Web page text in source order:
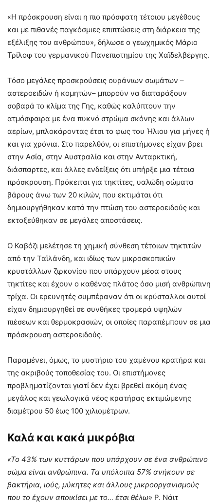
«Η πρόσκρουση είναι η πιο πρόσφατη τέτοιου μεγέθους
και με πιθανές παγκόσμιες επιπτώσεις στη διάρκεια της
εξέλιξης του ανθρώπου», δήλωσε ο γεωχημικός Μάριο
Τρίλοφ του γερμανικού Πανεπιστημίου της Χαϊδελβέργης.
Τόσο μεγάλες προσκρούσεις ουράνιων σωμάτων –
αστεροειδών ή κομητών– μπορούν να διαταράξουν
σοβαρά το κλίμα της Γης, καθώς καλύπτουν την
ατμόσφαιρα με ένα πυκνό στρώμα σκόνης και άλλων
αερίων, μπλοκάροντας έτσι το φως του Ήλιου για μήνες ή
και για χρόνια. Στο παρελθόν, οι επιστήμονες είχαν βρει
στην Ασία, στην Αυστραλία και στην Ανταρκτική,
διάσπαρτες, και άλλες ενδείξεις ότι υπήρξε μια τέτοια
πρόσκρουση. Πρόκειται για τηκτίτες, υαλώδη σώματα
βάρους άνω των 20 κιλών, που εκτιμάται ότι
δημιουργήθηκαν κατά την πτώση του αστεροειδούς και
εκτοξεύθηκαν σε μεγάλες αποστάσεις.
Ο Καβόζι μελέτησε τη χημική σύνθεση τέτοιων τηκτιτών
από την Ταϊλάνδη, και ιδίως των μικροσκοπικών
κρυστάλλων ζιρκονίου που υπάρχουν μέσα στους
τηκτίτες και έχουν ο καθένας πλάτος όσο μισή ανθρώπινη
τρίχα. Οι ερευνητές συμπέραναν ότι οι κρύσταλλοι αυτοί
είχαν δημιουργηθεί σε συνθήκες τρομερά υψηλών
πιέσεων και θερμοκρασιών, οι οποίες παραπέμπουν σε μια
πρόσκρουση αστεροειδούς.
Παραμένει, όμως, το μυστήριο του χαμένου κρατήρα και
της ακριβούς τοποθεσίας του. Οι επιστήμονες
προβληματίζονται γιατί δεν έχει βρεθεί ακόμη ένας
μεγάλος και γεωλογικά νέος κρατήρας εκτιμώμενης
διαμέτρου 50 έως 100 χιλιομέτρων.
Καλά και κακά μικρόβια
«Το 43% των κυττάρων που υπάρχουν σε ένα ανθρώπινο
σώμα είναι ανθρώπινα. Τα υπόλοιπα 57% ανήκουν σε
βακτήρια, ιούς, μύκητες και άλλους μικροοργανισμούς
που το έχουν αποικίσει με το… έτσι θέλω» Ρ. Νάιτ